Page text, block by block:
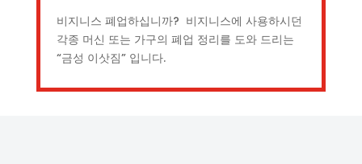
비지니스 폐업하십니까? 비지니스에 사용하시던
각종 머신 또는 가구의 폐업 정리를 도와 드리는
“금성 이삿짐” 입니다.